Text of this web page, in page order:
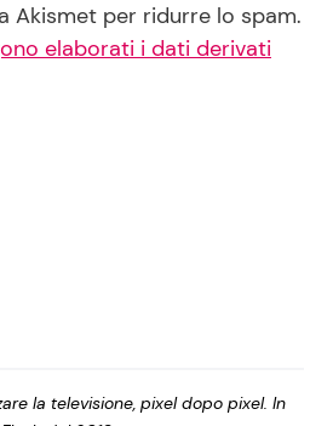
Akismet per ridurre lo spam.
elaborati i dati derivati
la televisione, pixel dopo pixel. In